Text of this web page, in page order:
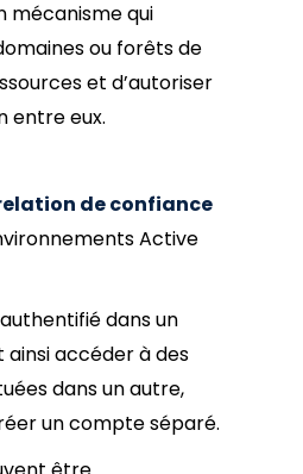
mécanisme qui
ou forêts de
et d’autoriser
entre eux.
de confiance
Active
dans un
ainsi accéder à des
dans un autre,
un compte séparé.